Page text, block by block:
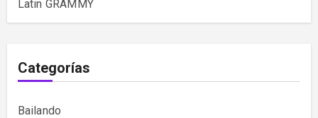
Latin GRAMMY
Categorías
Bailando